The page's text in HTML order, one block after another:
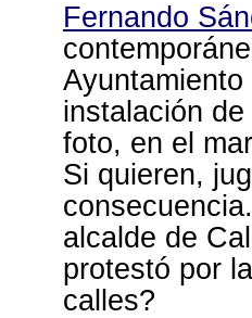
Fernando
instalación
foto, en el
Si quieren,
alcalde de
protestó por
calles?